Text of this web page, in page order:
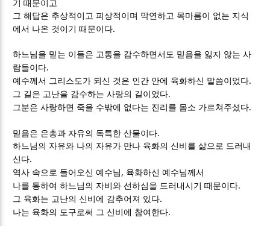
기 때문이고
그 해답은 추상적이고 피상적이며 막연하고 목마름이 없는 지식
에서 나온 것이기 때문이다.
하느님을 믿는 이들은 고통을 감수하면서도 믿음을 잃지 않는 사
람들이다.
예수께서 그리스도가 되신 것은 인간 안에 육화하신 말씀이었다.
그 길은 고난을 감수하는 사랑의 길이었다.
그분은 사랑하면 죽을 수밖에 없다는 진리를 몸소 가르쳐주셨다.
믿음은 은총과 자유의 독특한 산물이다.
하느님의 자유와 나의 자유가 만나 육화의 신비를 삶으로 드러내
신다.
역사 속으로 들어오신 예수님 , 육화하신 예수님께서
나를 통하여 하느님의 자비와 선하심을 드러내시기 때문이다.
그 육화는 고난의 신비에 감추어져 있다.
나는 육화의 도구로써 그 신비에 참여한다.